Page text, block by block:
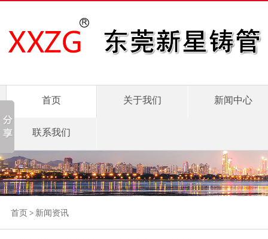
首页 关于我们 新闻中心
联系我们
首页 > 新闻资讯